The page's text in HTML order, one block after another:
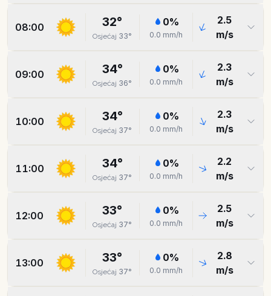
08:00 32°
Osjećaj 33°
0%
0.0 mm/h
2.5
m/s
09:00 34°
Osjećaj 36°
0%
0.0 mm/h
2.3
m/s
10:00 34°
Osjećaj 37°
0%
0.0 mm/h
2.3
m/s
11:00 34°
Osjećaj 37°
0%
0.0 mm/h
2.2
m/s
12:00 33°
Osjećaj 37°
0%
0.0 mm/h
2.5
m/s
13:00 33°
Osjećaj 37°
0%
0.0 mm/h
2.8
m/s